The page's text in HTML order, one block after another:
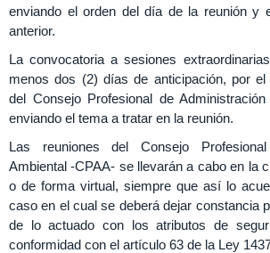
enviando el orden del día de la reunión y
anterior.
La convocatoria a sesiones
menos dos (2) días de anticipación, por el
del Consejo Profesional de
enviando el tema a tratar en la reunión.
Las reuniones del Consejo
Ambiental -CPAA- se llevarán a cabo en la
o de forma virtual, siempre que así lo
caso en el cual se deberá dejar constancia
de lo actuado con los atributos de
conformidad con el artículo 63 de la Ley